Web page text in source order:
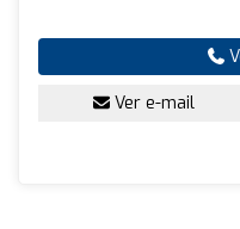
Ver e-mail